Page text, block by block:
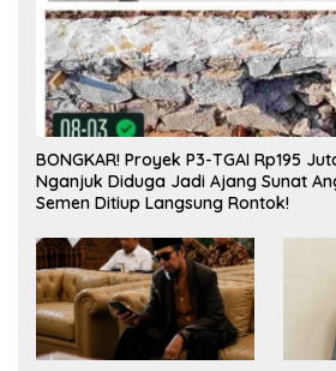
BONGKAR! Proyek P3-TGAI Rp195
Nganjuk Diduga Jadi Ajang Sunat
Semen Ditiup Langsung Rontok!